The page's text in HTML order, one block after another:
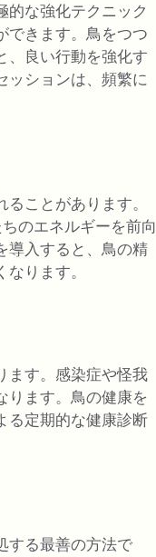
的な強化テクニック
できます。鳥をつつ
、良い行動を強化す
ッションは、頻繁に
ことがあります。
のエネルギーを前向
導入すると、鳥の精
ります。
ます。感染症や怪我
ります。鳥の健康を
る定期的な健康診断
する最善の方法で